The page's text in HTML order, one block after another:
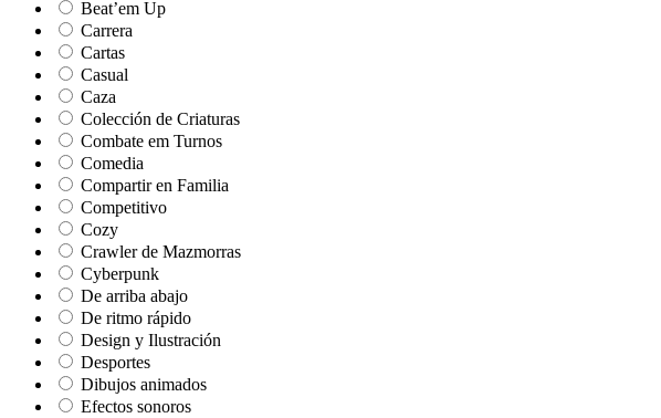
Beat’em Up
Carrera
Cartas
Casual
Caza
Colección de Criaturas
Combate em Turnos
Comedia
Compartir en Familia
Competitivo
Cozy
Crawler de Mazmorras
Cyberpunk
De arriba abajo
De ritmo rápido
Design y Ilustración
Desportes
Dibujos animados
Efectos sonoros